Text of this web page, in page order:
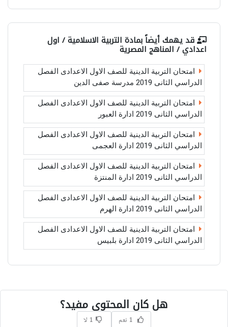
قد يهمك أيضاً بمادة التربية الاسلامية / اول
اعدادي / المناهج المصرية
امتحان التربية الدينية للصف الاول الاعدادى الفصل
الدراسي الثانى 2019 مدرسة صفى الدين
امتحان التربية الدينية للصف الاول الاعدادى الفصل
الدراسي الثانى 2019 ادارة العبور
امتحان التربية الدينية للصف الاول الاعدادى الفصل
الدراسي الثانى 2019 ادارة العجمى
امتحان التربية الدينية للصف الاول الاعدادى الفصل
الدراسي الثانى 2019 ادارة المنتزة
امتحان التربية الدينية للصف الاول الاعدادى الفصل
الدراسي الثانى 2019 ادارة الهرم
امتحان التربية الدينية للصف الاول الاعدادى الفصل
الدراسي الثانى 2019 ادارة بلبيس
هل كان المحتوى مفيد؟
1 نعم 1 لا